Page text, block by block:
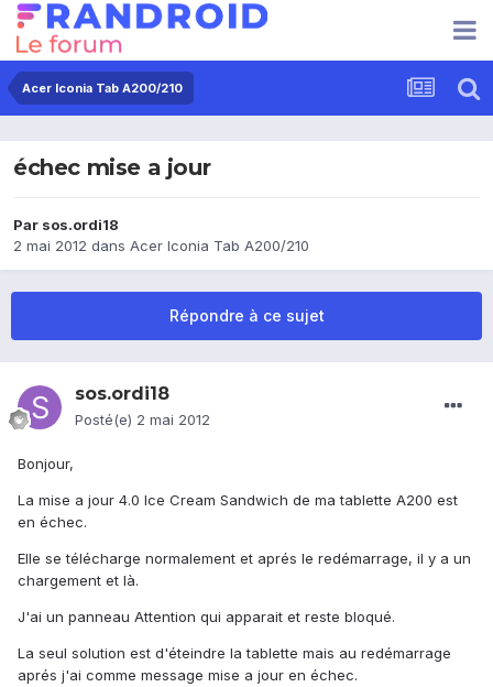
Acer Iconia Tab A200/210
échec mise a jour
Par sos.ordi18
2 mai 2012 dans Acer Iconia Tab A200/210
Répondre à ce sujet
sos.ordi18
Posté(e) 2 mai 2012
Bonjour,
La mise a jour 4.0 Ice Cream Sandwich de ma tablette A200 est
en échec.
Elle se télécharge normalement et aprés le redémarrage, il y a un
chargement et là.
J'ai un panneau Attention qui apparait et reste bloqué.
La seul solution est d'éteindre la tablette mais au redémarrage
aprés j'ai comme message mise a jour en échec.